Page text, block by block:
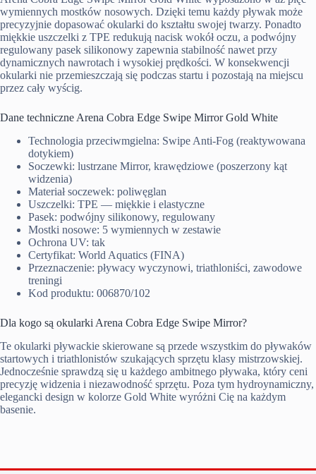
wymiennych mostków nosowych. Dzięki temu każdy pływak może
precyzyjnie dopasować okularki do kształtu swojej twarzy. Ponadto
miękkie uszczelki z TPE redukują nacisk wokół oczu, a podwójny
regulowany pasek silikonowy zapewnia stabilność nawet przy
dynamicznych nawrotach i wysokiej prędkości. W konsekwencji
okularki nie przemieszczają się podczas startu i pozostają na miejscu
przez cały wyścig.
Dane techniczne Arena Cobra Edge Swipe Mirror Gold White
Technologia przeciwmgielna: Swipe Anti-Fog (reaktywowana
dotykiem)
Soczewki: lustrzane Mirror, krawędziowe (poszerzony kąt
widzenia)
Materiał soczewek: poliwęglan
Uszczelki: TPE — miękkie i elastyczne
Pasek: podwójny silikonowy, regulowany
Mostki nosowe: 5 wymiennych w zestawie
Ochrona UV: tak
Certyfikat: World Aquatics (FINA)
Przeznaczenie: pływacy wyczynowi, triathloniści, zawodowe
treningi
Kod produktu: 006870/102
Dla kogo są okularki Arena Cobra Edge Swipe Mirror?
Te okularki pływackie skierowane są przede wszystkim do pływaków
startowych i triathlonistów szukających sprzętu klasy mistrzowskiej.
Jednocześnie sprawdzą się u każdego ambitnego pływaka, który ceni
precyzję widzenia i niezawodność sprzętu. Poza tym hydroynamiczny,
elegancki design w kolorze Gold White wyróżni Cię na każdym
basenie.